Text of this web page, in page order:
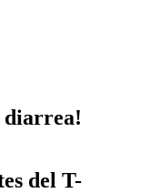
diarrea!
del T-